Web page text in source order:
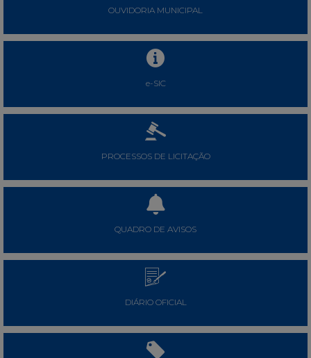
OUVIDORIA MUNICIPAL
e-SIC
PROCESSOS DE LICITAÇÃO
QUADRO DE AVISOS
DIÁRIO OFICIAL